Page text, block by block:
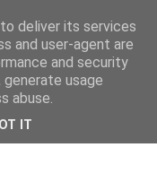
per condividere
deliver its services
and user-agent are
and security
usage
abuse.
IT